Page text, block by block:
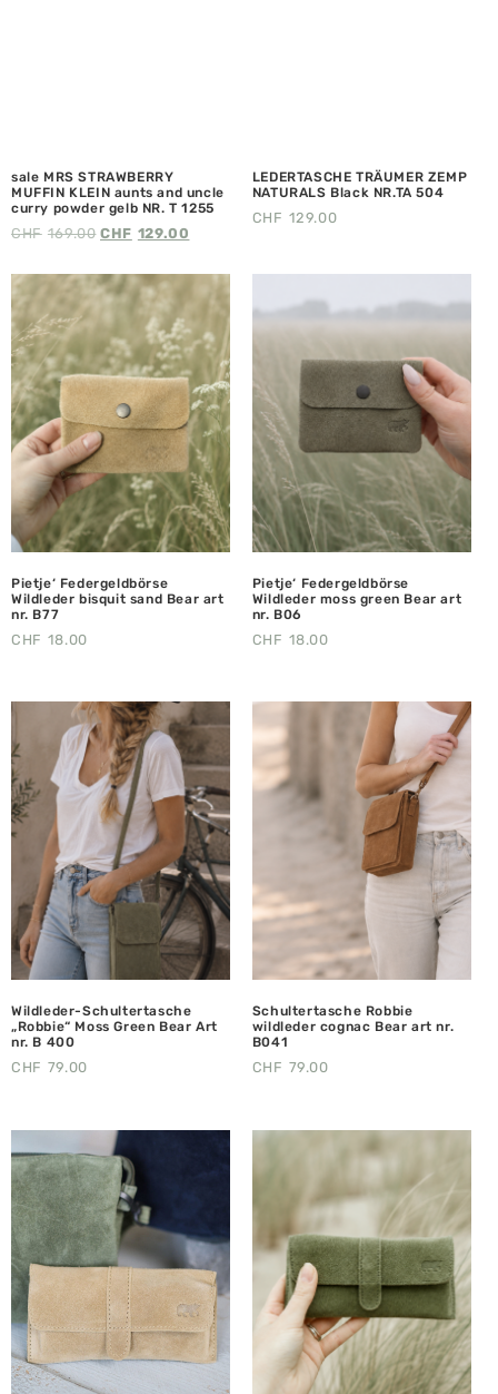
sale MRS STRAWBERRY
MUFFIN KLEIN aunts and uncle
curry powder gelb NR. T 1255
CHF 169.00 CHF 129.00
LEDERTASCHE TRÄUMER ZEMP
NATURALS Black NR.TA 504
CHF 129.00
Pietje‘ Federgeldbörse
Wildleder bisquit sand Bear art
nr. B77
CHF 18.00
Pietje‘ Federgeldbörse
Wildleder moss green Bear art
nr. B06
CHF 18.00
Wildleder-Schultertasche
„Robbie“ Moss Green Bear Art
nr. B 400
CHF 79.00
Schultertasche Robbie
wildleder cognac Bear art nr.
B041
CHF 79.00